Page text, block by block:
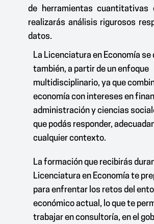
de herramientas cuantitativas
realizarás análisis rigurosos
datos.
La Licenciatura en Economía se
también, a partir de un enfoque
multidisciplinario, ya que
economía con intereses en
administración y ciencias
que podás responder,
cualquier contexto.
La formación que recibirás
Licenciatura en Economía te
para enfrentar los retos del
económico actual, lo que te
trabajar en consultoría, en el